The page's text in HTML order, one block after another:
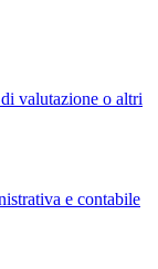
valutazione o altri
e contabile